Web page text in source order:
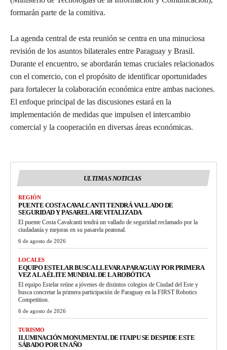
formarán parte de la comitiva.
La agenda central de esta reunión se centra en una minuciosa
revisión de los asuntos bilaterales entre Paraguay y Brasil.
Durante el encuentro, se abordarán temas cruciales relacionados
con el comercio, con el propósito de identificar oportunidades
para fortalecer la colaboración económica entre ambas naciones.
El enfoque principal de las discusiones estará en la
implementación de medidas que impulsen el intercambio
comercial y la cooperación en diversas áreas económicas.
ULTIMAS NOTICIAS
REGIÓN
PUENTE COSTA CAVALCANTI TENDRÁ VALLADO DE
SEGURIDAD Y PASARELA REVITALIZADA
El puente Costa Cavalcanti tendrá un vallado de seguridad reclamado por la
ciudadanía y mejoras en su pasarela peatonal.
6 de agosto de 2026
LOCALES
EQUIPO ESTELAR BUSCA LLEVAR A PARAGUAY POR PRIMERA
VEZ A LA ÉLITE MUNDIAL DE LA ROBÓTICA
El equipo Estelar reúne a jóvenes de distintos colegios de Ciudad del Este y
busca concretar la primera participación de Paraguay en la FIRST Robotics
Competition.
6 de agosto de 2026
TURISMO
ILUMINACIÓN MONUMENTAL DE ITAIPU SE DESPIDE ESTE
SÁBADO POR UN AÑO